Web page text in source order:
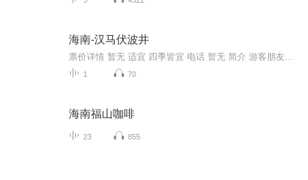
海南-汉马伏波井
1 70
海南福山咖啡
23 855